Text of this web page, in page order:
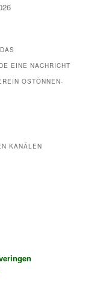
EINE NACHRICHT
OSTÖNNEN-
KANÄLEN